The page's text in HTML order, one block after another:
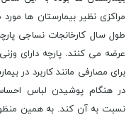
مراکزی نظیر بیمارستان ها
طول سال کارخانجات نساجی پارچه
عرضه می کنند. پارچه دارای
برای مصارفی مانند کاربرد در
در هنگام پوشیدن لباس
نسبت به آن کند. به همین